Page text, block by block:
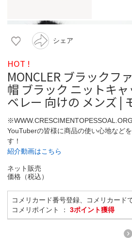
シェア
HOT !
MONCLER ブラックフ
帽 ブラック ニットキ
ベレー 向けの メンズ |
YouTuberの皆様に商品の使い心地など
す！
紹介動画はこちら
ネット販売
価格（税込）
コメリカード番号登録、コメリカード
コメリポイント ： 3ポイント獲得